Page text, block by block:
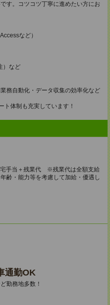
す。コツコツ丁寧に進めたい方にお
など）
）など
務自動化・データ収集の効率化など
体制も充実しています！
手当＋残業代 ※残業代は全額支給
・能力等を考慮して加給・優遇し
通勤OK
勤務地多数！